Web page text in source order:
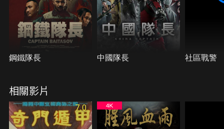
鋼鐵隊長 中國隊長 社區戰警
相關影片
7.0